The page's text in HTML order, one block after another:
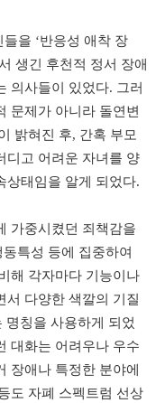
을 ‘반응성 애착 장
생긴 후천적 정서 장애
의사들이 있었다. 그러
문제가 아니라 돌연변
밝혀진 후, 간혹 부모
디고 어려운 자녀를 양
상태임을 알게 되었다.
가중시켰던 죄책감을
특성 등에 집중하여
해 각자마다 기능이나
서 다양한 색깔의 기질
명칭을 사용하게 되었
대화는 어려우나 우수
장애나 특정한 분야에
도 자폐 스펙트럼 선상